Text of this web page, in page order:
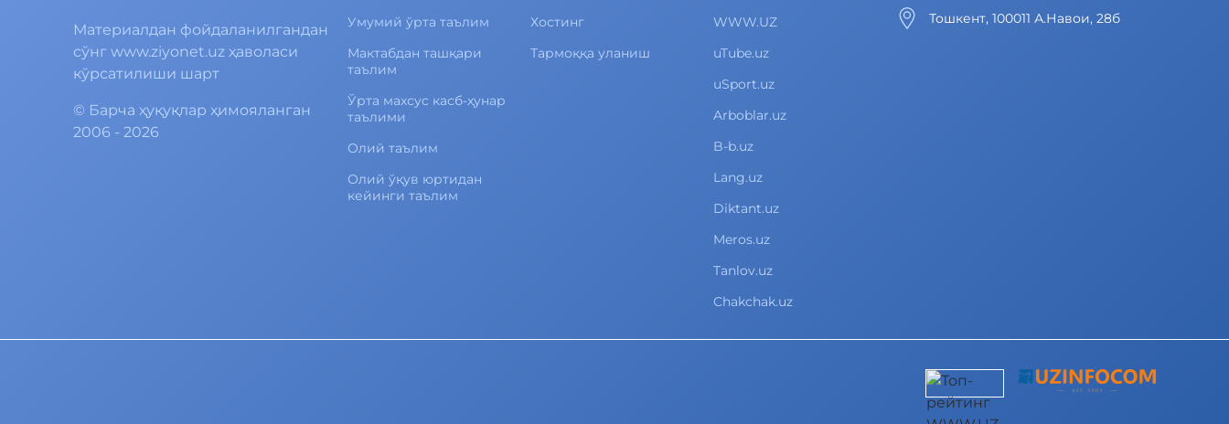
Материалдан фойдаланилгандан
сўнг www.ziyonet.uz ҳаволаси
кўрсатилиши шарт
© Барча ҳуқуқлар ҳимояланган
2006 - 2026
Умумий ўрта таълим
Мактабдан ташқари
таълим
Ўрта махсус касб-ҳунар
таълими
Олий таълим
Олий ўқув юртидан
кейинги таълим
Хостинг
Тармоққа уланиш
WWW.UZ
uTube.uz
uSport.uz
Arboblar.uz
B-b.uz
Lang.uz
Diktant.uz
Meros.uz
Tanlov.uz
Chakchak.uz
Тошкент, 100011 А.Навои, 28б